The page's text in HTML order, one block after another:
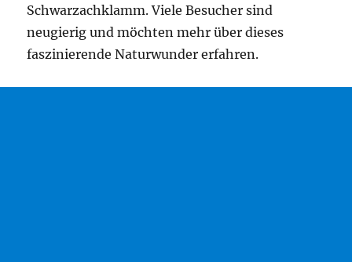
Schwarzachklamm. Viele Besucher sind
neugierig und möchten mehr über dieses
faszinierende Naturwunder erfahren.